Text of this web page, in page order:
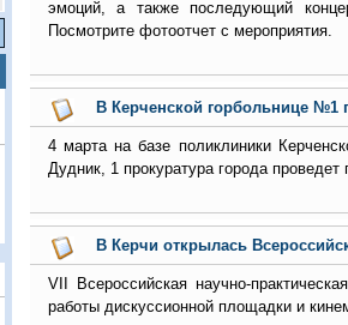
эмоций, а также последующий
Посмотрите фотоотчет с мероприятия.
В Керченской горбольнице №1
4 марта на базе поликлиники
Дудник, 1 прокуратура города
В Керчи открылась
VII Всероссийская научно-
работы дискуссионной площадки и